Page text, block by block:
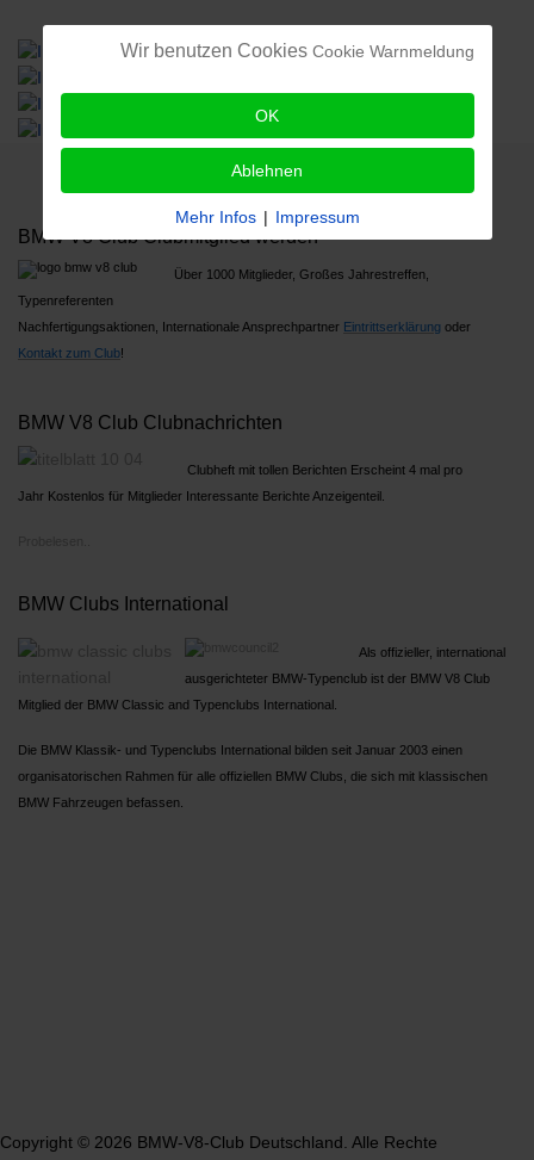
BMW V8 Club Clubmitglied werden
Über 1000 Mitglieder, Großes Jahrestreffen,
Typenreferenten
Nachfertigungsaktionen, Internationale Ansprechpartner Eintrittserklärung oder
Kontakt zum Club!
BMW V8 Club Clubnachrichten
Clubheft mit tollen Berichten Erscheint 4 mal pro
Jahr Kostenlos für Mitglieder Interessante Berichte Anzeigenteil.
BMW Clubs International
Als offizieller, international
ausgerichteter BMW-Typenclub ist der BMW V8 Club
Mitglied der BMW Classic and Typenclubs International.
Die BMW Klassik- und Typenclubs International bilden seit Januar 2003 einen
organisatorischen Rahmen für alle offiziellen BMW Clubs, die sich mit klassischen
BMW Fahrzeugen befassen.
Copyright © 2026 BMW-V8-Club Deutschland. Alle Rechte
Wir benutzen Cookies Cookie Warnmeldung
OK
Ablehnen
Mehr Infos | Impressum